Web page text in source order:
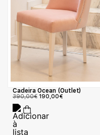
Cadeira Ocean (Outlet)
390,00€ 190,00€